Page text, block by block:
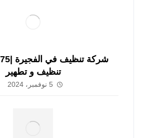
تنظيف و تطهير
5 نوفمبر، 2024